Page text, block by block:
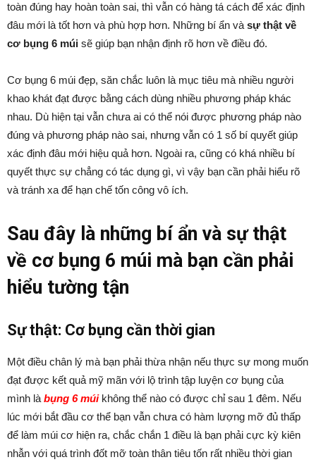
toàn đúng hay hoàn toàn sai, thì vẫn có hàng tá cách để xác định
đâu mới là tốt hơn và phù hợp hơn. Những bí ẩn và sự thật về
cơ bụng 6 múi sẽ giúp bạn nhận định rõ hơn về điều đó.
Cơ bụng 6 múi đẹp, săn chắc luôn là mục tiêu mà nhiều người
khao khát đạt được bằng cách dùng nhiều phương pháp khác
nhau. Dù hiện tại vẫn chưa ai có thể nói được phương pháp nào
đúng và phương pháp nào sai, nhưng vẫn có 1 số bí quyết giúp
xác định đâu mới hiệu quả hơn. Ngoài ra, cũng có khá nhiều bí
quyết thực sự chẳng có tác dụng gì, vì vậy bạn cần phải hiểu rõ
và tránh xa để hạn chế tốn công vô ích.
Sau đây là những bí ẩn và sự thật
về cơ bụng 6 múi mà bạn cần phải
hiểu tường tận
Sự thật: Cơ bụng cần thời gian
Một điều chân lý mà bạn phải thừa nhận nếu thực sự mong muốn
đạt được kết quả mỹ mãn với lộ trình tập luyện cơ bụng của
mình là bụng 6 múikhông thể nào có được chỉ sau 1 đêm. Nếu
lúc mới bắt đầu cơ thể bạn vẫn chưa có hàm lượng mỡ đủ thấp
để làm múi cơ hiện ra, chắc chắn 1 điều là bạn phải cực kỳ kiên
nhẫn với quá trình đốt mỡ toàn thân tiêu tốn rất nhiều thời gian